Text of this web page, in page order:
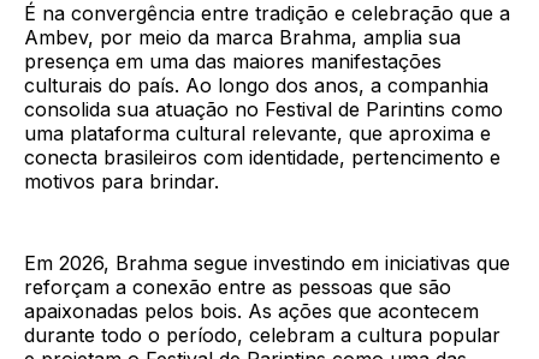
É na convergência entre tradição e celebração que a
Ambev, por meio da marca Brahma, amplia sua
presença em uma das maiores manifestações
culturais do país. Ao longo dos anos, a companhia
consolida sua atuação no Festival de Parintins como
uma plataforma cultural relevante, que aproxima e
conecta brasileiros com identidade, pertencimento e
motivos para brindar.
Em 2026, Brahma segue investindo em iniciativas que
reforçam a conexão entre as pessoas que são
apaixonadas pelos bois. As ações que acontecem
durante todo o período, celebram a cultura popular